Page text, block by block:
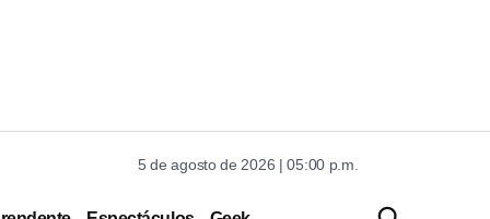
5 de agosto de 2026 | 05:00 p.m.